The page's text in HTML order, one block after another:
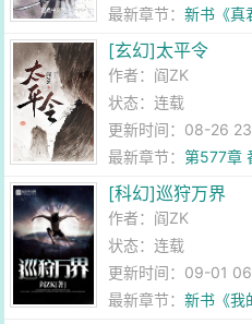
最新章节：新书《真
~
[玄幻]太平令
作者： 阎ZK
状态：连载
更新时间：08-26
最新章节：第577章
[科幻]巡狩万界
作者： 阎ZK
状态：连载
更新时间：09-01
最新章节：新书《我